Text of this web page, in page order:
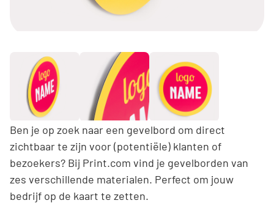
Ben je op zoek naar een gevelbord om direct
zichtbaar te zijn voor (potentiële) klanten of
bezoekers? Bij Print.com vind je gevelborden van
zes verschillende materialen. Perfect om jouw
bedrijf op de kaart te zetten.